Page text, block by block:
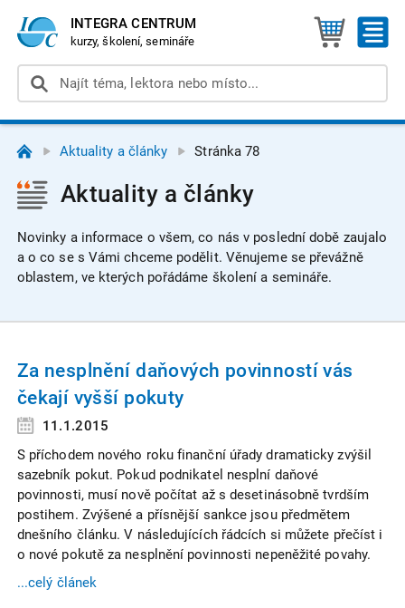
INTEGRA CENTRUM
kurzy, školení, semináře
Aktuality a články Stránka 78
Aktuality a články
Novinky a informace o všem, co nás v poslední době zaujalo
a o co se s Vámi chceme podělit. Věnujeme se převážně
oblastem, ve kterých pořádáme školení a semináře.
Za nesplnění daňových povinností vás
čekají vyšší pokuty
11.1.2015
S příchodem nového roku finanční úřady dramaticky zvýšil
sazebník pokut. Pokud podnikatel nesplní daňové
povinnosti, musí nově počítat až s desetinásobně tvrdším
postihem. Zvýšené a přísnější sankce jsou předmětem
dnešního článku. V následujících řádcích si můžete přečíst i
o nové pokutě za nesplnění povinnosti nepeněžité povahy.
...celý článek